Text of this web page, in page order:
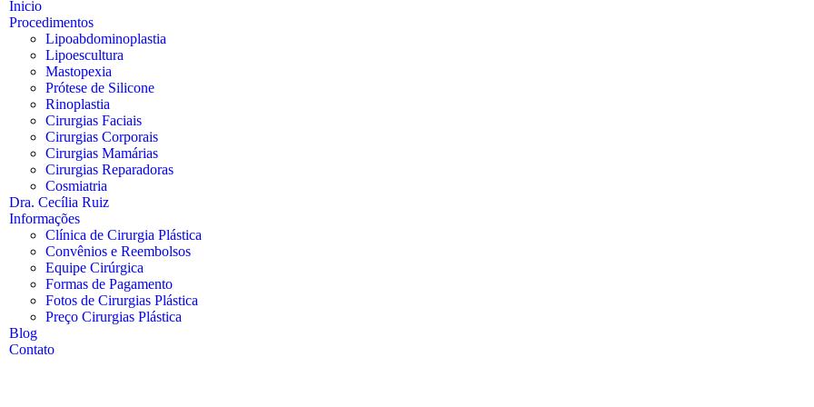
Inicio
Procedimentos
Lipoabdominoplastia
Lipoescultura
Mastopexia
Prótese de Silicone
Rinoplastia
Cirurgias Faciais
Cirurgias Corporais
Cirurgias Mamárias
Cirurgias Reparadoras
Cosmiatria
Dra. Cecília Ruiz
Informações
Clínica de Cirurgia Plástica
Convênios e Reembolsos
Equipe Cirúrgica
Formas de Pagamento
Fotos de Cirurgias Plástica
Preço Cirurgias Plástica
Blog
Contato